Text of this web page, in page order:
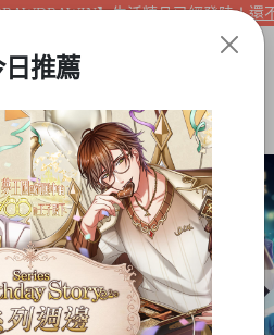
】生活精品已經登陸！還不
日推薦